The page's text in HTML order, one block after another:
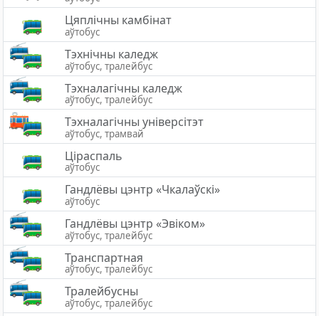
Цяплічны камбінат
аўтобус
Тэхнічны каледж
аўтобус, тралейбус
Тэхналагічны каледж
аўтобус, тралейбус
Тэхналагічны універсітэт
аўтобус, трамвай
Ціраспаль
аўтобус
Гандлёвы цэнтр «Чкалаўскі»
аўтобус
Гандлёвы цэнтр «Эвiком»
аўтобус, тралейбус
Транспартная
аўтобус, тралейбус
Тралейбусны
аўтобус, тралейбус